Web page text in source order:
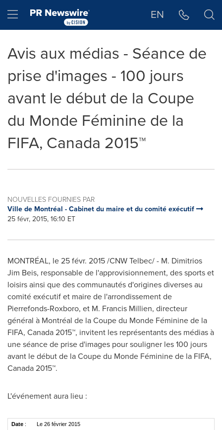
Hamburger menu EN
Avis aux médias - Séance de
prise d'images - 100 jours
avant le début de la Coupe
du Monde Féminine de la
FIFA, Canada 2015™
NOUVELLES FOURNIES PAR
Ville de Montréal - Cabinet du maire et du comité exécutif
25 févr, 2015, 16:10 ET
MONTRÉAL, le 25 févr. 2015 /CNW Telbec/ - M. Dimitrios
Jim Beis, responsable de l'approvisionnement, des sports et
loisirs ainsi que des communautés d'origines diverses au
comité exécutif et maire de l'arrondissement de
Pierrefonds-Roxboro, et M. Francis Millien, directeur
général à Montréal de la Coupe du Monde Féminine de la
FIFA, Canada2015™, invitent les représentants des médias à
une séance de prise d'images pour souligner les 100 jours
avant le début de la Coupe du Monde Féminine de la FIFA,
Canada2015™.
L'événement aura lieu :
Date : Le 26 février 2015